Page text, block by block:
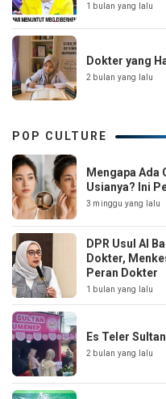
1 bulan yang lalu
Dokter yang
2 bulan yang lalu
POP CULTURE
Mengapa Ada
Usianya? Ini
3 minggu yang lalu
DPR Usul AI
Dokter,
Peran Dokter
1 bulan yang lalu
Es Teler
2 bulan yang lalu